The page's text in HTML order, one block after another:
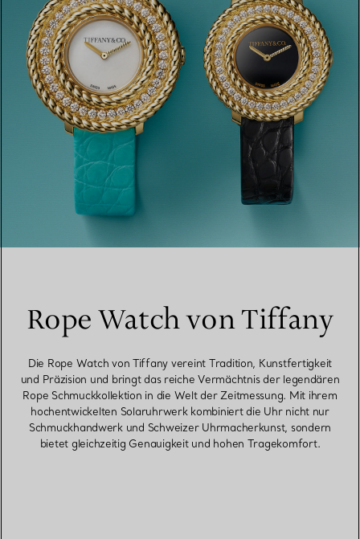
Rope Watch von Tiffany
Die Rope Watch von Tiffany vereint Tradition, Kunstfertigkeit
und Präzision und bringt das reiche Vermächtnis der legendären
Rope Schmuckkollektion in die Welt der Zeitmessung. Mit ihrem
hochentwickelten Solaruhrwerk kombiniert die Uhr nicht nur
Schmuckhandwerk und Schweizer Uhrmacherkunst, sondern
bietet gleichzeitig Genauigkeit und hohen Tragekomfort.